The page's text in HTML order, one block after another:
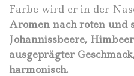
Farbe wird er in der
Aromen nach roten und
Johannissbeere,
ausgeprägter
harmonisch.